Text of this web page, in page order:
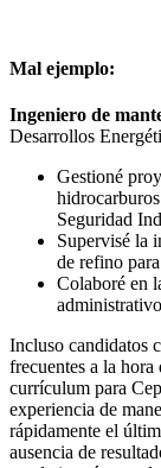
Mal ejemplo:
Ingeniero de
Desarrollos
Gestioné
Seguridad
Supervisé la
de refino
Colaboré en
Incluso candidatos
frecuentes a la hora
currículum para
experiencia de
rápidamente el
ausencia de